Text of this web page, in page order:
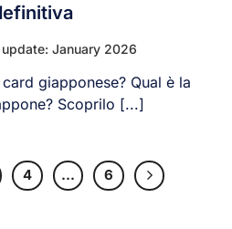
January 2026
giapponese? Qual è la
Scoprilo [...]
4 … 6